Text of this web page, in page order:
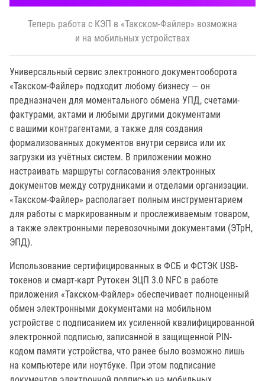
Теперь работа с КЭП в «Такском-Файлер» возможна
и на мобильных устройствах
Универсальный сервис электронного документооборота
«Такском-Файлер» подходит любому бизнесу — он
предназначен для моментального обмена УПД, счетами-
фактурами, актами и любыми другими документами
с вашими контрагентами, а также для создания
формализованных документов внутри сервиса или их
загрузки из учётных систем. В приложении можно
настраивать маршруты согласования электронных
документов между сотрудниками и отделами организации.
«Такском-Файлер» располагает полным инструментарием
для работы с маркированным и прослеживаемым товаром,
а также электронными перевозочными документами (ЭТрН,
ЭПД).
Использование сертифицированных в ФСБ и ФСТЭК USB-
токенов и смарт-карт Рутокен ЭЦП 3.0 NFC в работе
приложения «Такском-Файлер» обеспечивает полноценный
обмен электронными документами на мобильном
устройстве с подписанием их усиленной квалифицированной
электронной подписью, записанной в защищенной PIN-
кодом памяти устройства, что ранее было возможно лишь
на компьютере или ноутбуке. При этом подписание